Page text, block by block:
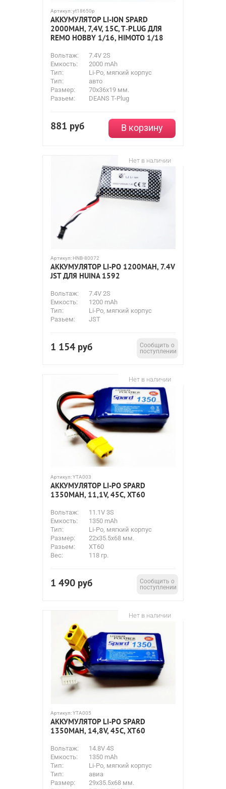
Артикул:yt18650p
АККУМУЛЯТОР LI-ION SPARD
2000MAH, 7,4V, 15C, T‐PLUG ДЛЯ
REMO HOBBY 1/16, HIMOTO 1/18
Вольтаж:
7.4V 2S
Емкость:
2000 mAh
Тип:
Li-Po, мягкий корпус
Тип:
авто
Размер:
70x36x19 мм.
Разьем:
DEANS T-Plug
881 руб В корзину
Нет в наличии
Артикул: HNB-80072
АККУМУЛЯТОР LI-PO 1200MAH, 7.4V
JST ДЛЯ HUINA 1592
Вольтаж:
7.4V 2S
Емкость:
1200 mAh
Тип:
Li-Po, мягкий корпус
Разьем:
JST
1 154 руб
Сообщить о
поступлении
Нет в наличии
Артикул:YTA003
АККУМУЛЯТОР LI-PO SPARD
1350MAH, 11,1V, 45C, XT60
Вольтаж:
11.1V 3S
Емкость:
1350 mAh
Тип:
Li-Po, мягкий корпус
Размер:
22х35.5х68 мм.
Разьем:
XT60
Вес:
118 гр.
1 490 руб
Сообщить о
поступлении
Нет в наличии
Артикул:YTA005
АККУМУЛЯТОР LI-PO SPARD
1350MAH, 14,8V, 45C, XT60
Вольтаж:
14.8V 4S
Емкость:
1350 mAh
Тип:
Li-Po, мягкий корпус
Тип:
авиа
Размер:
29х35.5х68 мм.